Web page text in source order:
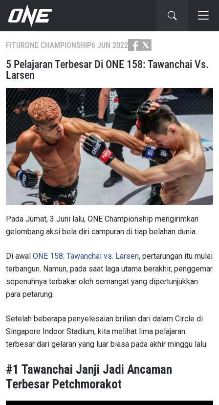
FITURONE CHAMPIONSHIP6 JUN 2022
5 Pelajaran Terbesar Di ONE 158: Tawanchai Vs.
Larsen
Pada Jumat, 3 Juni lalu, ONE Championship mengirimkan
gelombang aksi bela diri campuran di tiap belahan dunia.
Di awal ONE 158: Tawanchai vs. Larsen, pertarungan itu mulai
terbangun. Namun, pada saat laga utama berakhir, penggemar
sepenuhnya terbakar oleh semangat yang dipertunjukkan
para petarung.
Setelah beberapa penyelesaian brilian dari dalam Circle di
Singapore Indoor Stadium, kita melihat lima pelajaran
terbesar dari gelaran yang luar biasa pada akhir minggu lalu.
#1 Tawanchai Janji Jadi Ancaman
Terbesar Petchmorakot